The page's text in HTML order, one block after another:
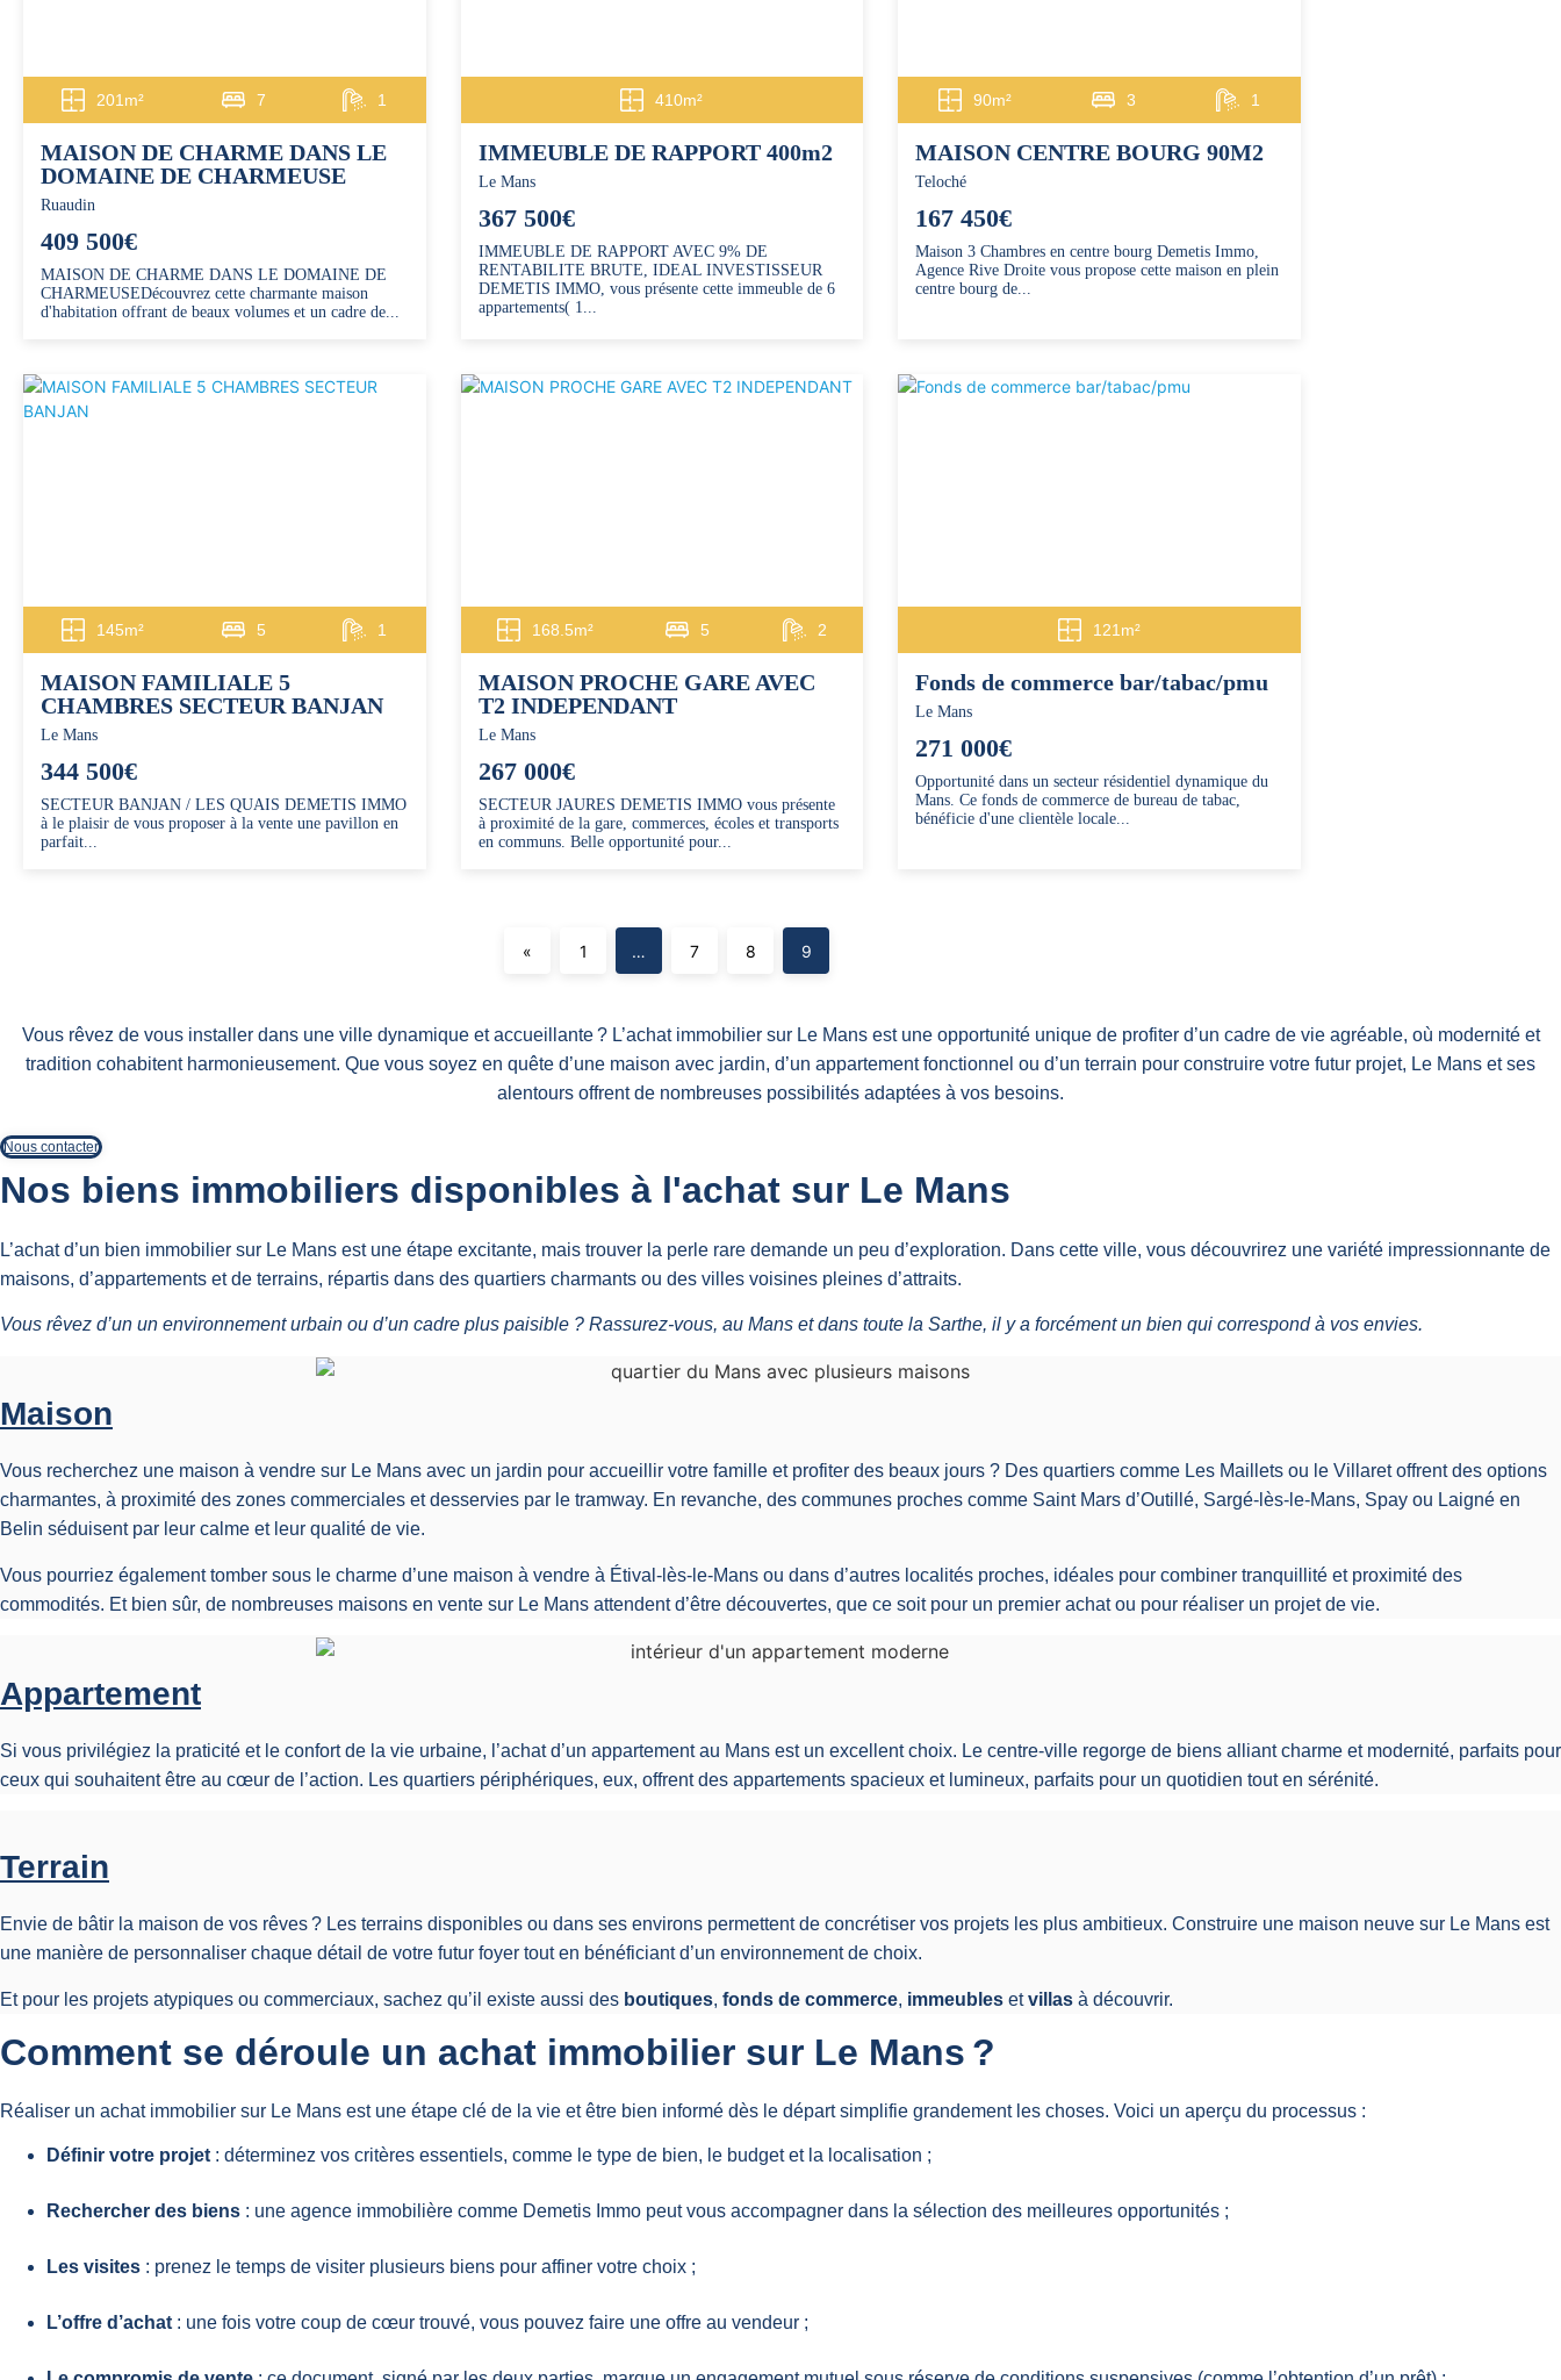
201m² 7 1
MAISON DE CHARME DANS LE
DOMAINE DE CHARMEUSE
Ruaudin
409 500€
MAISON DE CHARME DANS LE DOMAINE DE
CHARMEUSEDécouvrez cette charmante maison
d'habitation offrant de beaux volumes et un cadre de...
410m²
IMMEUBLE DE RAPPORT 400m2
Le Mans
367 500€
IMMEUBLE DE RAPPORT AVEC 9% DE
RENTABILITE BRUTE, IDEAL INVESTISSEUR
DEMETIS IMMO, vous présente cette immeuble de 6
appartements( 1...
90m² 3 1
MAISON CENTRE BOURG 90M2
Teloché
167 450€
Maison 3 Chambres en centre bourg Demetis Immo,
Agence Rive Droite vous propose cette maison en plein
centre bourg de...
145m² 5 1
MAISON FAMILIALE 5
CHAMBRES SECTEUR BANJAN
Le Mans
344 500€
SECTEUR BANJAN / LES QUAIS DEMETIS IMMO
à le plaisir de vous proposer à la vente une pavillon en
parfait...
168.5m² 5 2
MAISON PROCHE GARE AVEC
T2 INDEPENDANT
Le Mans
267 000€
SECTEUR JAURES DEMETIS IMMO vous présente
à proximité de la gare, commerces, écoles et transports
en communs. Belle opportunité pour...
121m²
Fonds de commerce bar/tabac/pmu
Le Mans
271 000€
Opportunité dans un secteur résidentiel dynamique du
Mans. Ce fonds de commerce de bureau de tabac,
bénéficie d'une clientèle locale...
« 1 … 7 8 9
Vous rêvez de vous installer dans une ville dynamique et accueillante ? L’achat immobilier sur Le Mans est une opportunité unique de profiter d’un cadre de vie agréable, où modernité et
tradition cohabitent harmonieusement. Que vous soyez en quête d’une maison avec jardin, d’un appartement fonctionnel ou d’un terrain pour construire votre futur projet, Le Mans et ses
alentours offrent de nombreuses possibilités adaptées à vos besoins.
Nous contacter
Nos biens immobiliers disponibles à l'achat sur Le Mans
L’achat d’un bien immobilier sur Le Mans est une étape excitante, mais trouver la perle rare demande un peu d’exploration. Dans cette ville, vous découvrirez une variété impressionnante de
maisons, d’appartements et de terrains, répartis dans des quartiers charmants ou des villes voisines pleines d’attraits.
Vous rêvez d’un un environnement urbain ou d’un cadre plus paisible ? Rassurez-vous, au Mans et dans toute la Sarthe, il y a forcément un bien qui correspond à vos envies.
Maison
Vous recherchez une maison à vendre sur Le Mans avec un jardin pour accueillir votre famille et profiter des beaux jours ? Des quartiers comme Les Maillets ou le Villaret offrent des options
charmantes, à proximité des zones commerciales et desservies par le tramway. En revanche, des communes proches comme Saint Mars d’Outillé, Sargé-lès-le-Mans, Spay ou Laigné en
Belin séduisent par leur calme et leur qualité de vie.
Vous pourriez également tomber sous le charme d’une maison à vendre à Étival-lès-le-Mans ou dans d’autres localités proches, idéales pour combiner tranquillité et proximité des
commodités. Et bien sûr, de nombreuses maisons en vente sur Le Mans attendent d’être découvertes, que ce soit pour un premier achat ou pour réaliser un projet de vie.
Appartement
Si vous privilégiez la praticité et le confort de la vie urbaine, l’achat d’un appartement au Mans est un excellent choix. Le centre-ville regorge de biens alliant charme et modernité, parfaits pour
ceux qui souhaitent être au cœur de l’action. Les quartiers périphériques, eux, offrent des appartements spacieux et lumineux, parfaits pour un quotidien tout en sérénité.
Terrain
Envie de bâtir la maison de vos rêves ? Les terrains disponibles ou dans ses environs permettent de concrétiser vos projets les plus ambitieux. Construire une maison neuve sur Le Mans est
une manière de personnaliser chaque détail de votre futur foyer tout en bénéficiant d’un environnement de choix.
Et pour les projets atypiques ou commerciaux, sachez qu’il existe aussi des boutiques, fonds de commerce, immeubles etvillas à découvrir.
Comment se déroule un achat immobilier sur Le Mans ?
Réaliser un achat immobilier sur Le Mans est une étape clé de la vie et être bien informé dès le départ simplifie grandement les choses. Voici un aperçu du processus :
Définir votre projet: déterminez vos critères essentiels, comme le type de bien, le budget et la localisation ;
Rechercher des biens : une agence immobilière comme Demetis Immo peut vous accompagner dans la sélection des meilleures opportunités ;
Les visites : prenez le temps de visiter plusieurs biens pour affiner votre choix ;
L’offre d’achat: une fois votre coup de cœur trouvé, vous pouvez faire une offre au vendeur ;